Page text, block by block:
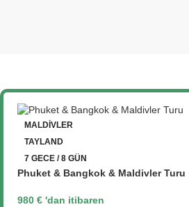
MALDIVLER
TAYLAND
7 GECE / 8 GÜN
Phuket & Bangkok & Maldivler Turu
980 € 'dan itibaren